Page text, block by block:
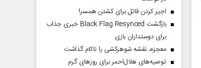
اجیر کردن قاتل برای کشتن همسر!
بازگشت Black Flag Resynced خبری جذاب
برای دوستداران بازی
معجزه، نقشه شوهرکشی را ناکام گذاشت
توصیه‌های هلال‌احمر برای روز‌های گرم